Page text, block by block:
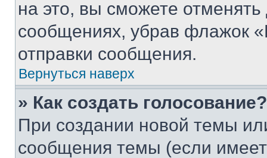
на это, вы сможете
сообщениях, убрав флажок
отправки сообщения.
Вернуться наверх
» Как создать голосование?
При создании новой темы
сообщения темы (если